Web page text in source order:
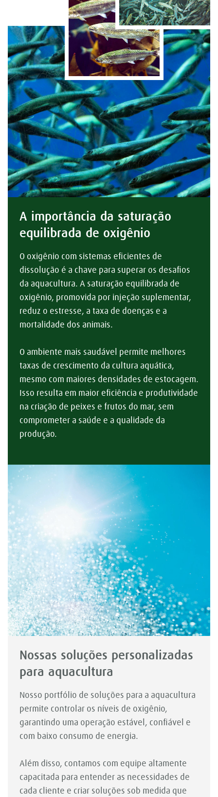
A importância da saturação
equilibrada de oxigênio
O oxigênio com sistemas eficientes de
dissolução é a chave para superar os desafios
da aquacultura. A saturação equilibrada de
oxigênio, promovida por injeção suplementar,
reduz o estresse, a taxa de doenças e a
mortalidade dos animais.
O ambiente mais saudável permite melhores
taxas de crescimento da cultura aquática,
mesmo com maiores densidades de estocagem.
Isso resulta em maior eficiência e produtividade
na criação de peixes e frutos do mar, sem
comprometer a saúde e a qualidade da
produção.
Nossas soluções personalizadas
para aquacultura
Nosso portfólio de soluções para a aquacultura
permite controlar os níveis de oxigênio,
garantindo uma operação estável, confiável e
com baixo consumo de energia.
Além disso, contamos com equipe altamente
capacitada para entender as necessidades de
cada cliente e criar soluções sob medida que